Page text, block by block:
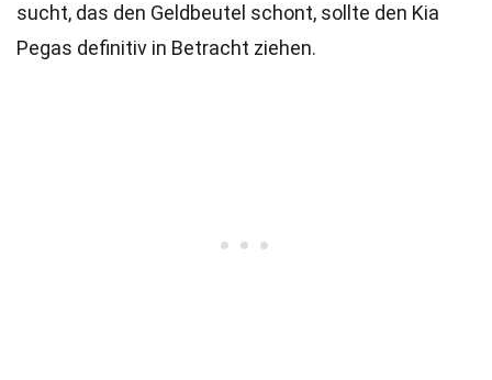
sucht, das den Geldbeutel schont, sollte den Kia
Pegas definitiv in Betracht ziehen.